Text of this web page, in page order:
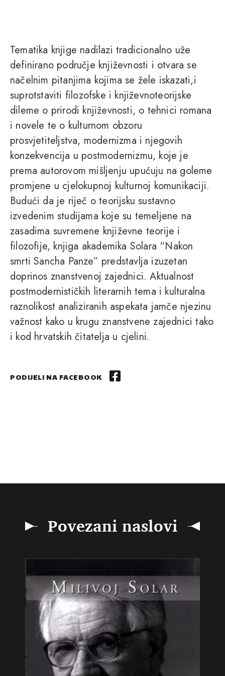
Tematika knjige nadilazi tradicionalno uže
definirano područje književnosti i otvara se
načelnim pitanjima kojima se žele iskazati,i
suprotstaviti filozofske i književnoteorijske
dileme o prirodi književnosti, o tehnici romana
i novele te o kulturnom obzoru
prosvjetiteljstva, modernizma i njegovih
konzekvencija u postmodernizmu, koje je
prema autorovom mišljenju upućuju na goleme
promjene u cjelokupnoj kulturnoj komunikaciji.
Budući da je riječ o teorijsku sustavno
izvedenim studijama koje su temeljene na
zasadima suvremene književne teorije i
filozofije, knjiga akademika Solara “Nakon
smrti Sancha Panze” predstavlja izuzetan
doprinos znanstvenoj zajednici. Aktualnost
postmodernističkih literarnih tema i kulturalna
raznolikost analiziranih aspekata jamče njezinu
važnost kako u krugu znanstvene zajednici tako
i kod hrvatskih čitatelja u cjelini.
PODIJELI NA FACEBOOK
Povezani naslovi